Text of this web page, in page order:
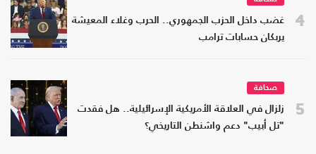
4
غضب داخل الحزب الجمهوري.. الحرب وغلاء المعيشة
يربكان حسابات ترامب
5
صحافة
زلزال في العلاقة الأمريكية الإسرائيلية.. هل فقدت
"تل أبيب" دعم واشنطن التاريخي؟